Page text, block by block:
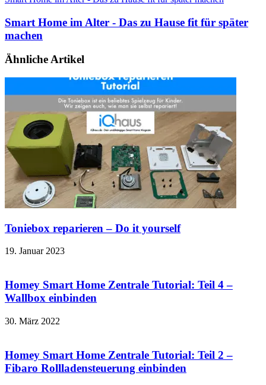
Smart Home im Alter - Das zu Hause fit für später
machen
Ähnliche Artikel
Toniebox reparieren – Do it yourself
19. Januar 2023
Homey Smart Home Zentrale Tutorial: Teil 4 –
Wallbox einbinden
30. März 2022
Homey Smart Home Zentrale Tutorial: Teil 2 –
Fibaro Rollladensteuerung einbinden